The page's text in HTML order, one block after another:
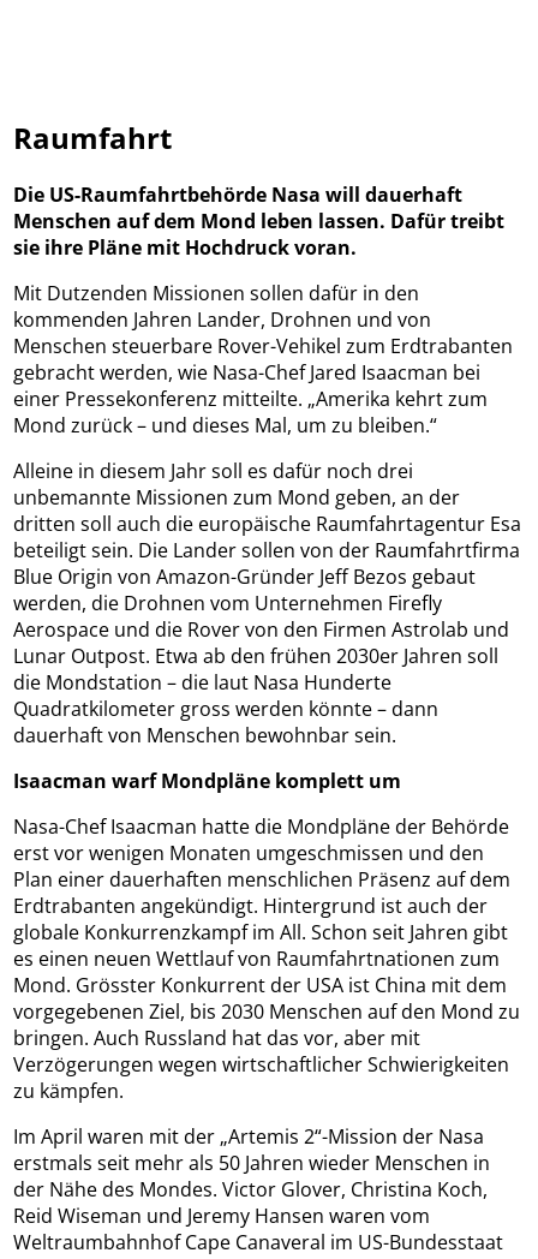
Raumfahrt
Die US-Raumfahrtbehörde Nasa will dauerhaft
Menschen auf dem Mond leben lassen. Dafür treibt
sie ihre Pläne mit Hochdruck voran.
Mit Dutzenden Missionen sollen dafür in den
kommenden Jahren Lander, Drohnen und von
Menschen steuerbare Rover-Vehikel zum Erdtrabanten
gebracht werden, wie Nasa-Chef Jared Isaacman bei
einer Pressekonferenz mitteilte. „Amerika kehrt zum
Mond zurück – und dieses Mal, um zu bleiben.“
Alleine in diesem Jahr soll es dafür noch drei
unbemannte Missionen zum Mond geben, an der
dritten soll auch die europäische Raumfahrtagentur Esa
beteiligt sein. Die Lander sollen von der Raumfahrtfirma
Blue Origin von Amazon-Gründer Jeff Bezos gebaut
werden, die Drohnen vom Unternehmen Firefly
Aerospace und die Rover von den Firmen Astrolab und
Lunar Outpost. Etwa ab den frühen 2030er Jahren soll
die Mondstation – die laut Nasa Hunderte
Quadratkilometer gross werden könnte – dann
dauerhaft von Menschen bewohnbar sein.
Isaacman warf Mondpläne komplett um
Nasa-Chef Isaacman hatte die Mondpläne der Behörde
erst vor wenigen Monaten umgeschmissen und den
Plan einer dauerhaften menschlichen Präsenz auf dem
Erdtrabanten angekündigt. Hintergrund ist auch der
globale Konkurrenzkampf im All. Schon seit Jahren gibt
es einen neuen Wettlauf von Raumfahrtnationen zum
Mond. Grösster Konkurrent der USA ist China mit dem
vorgegebenen Ziel, bis 2030 Menschen auf den Mond zu
bringen. Auch Russland hat das vor, aber mit
Verzögerungen wegen wirtschaftlicher Schwierigkeiten
zu kämpfen.
Im April waren mit der „Artemis 2“-Mission der Nasa
erstmals seit mehr als 50 Jahren wieder Menschen in
der Nähe des Mondes. Victor Glover, Christina Koch,
Reid Wiseman und Jeremy Hansen waren vom
Weltraumbahnhof Cape Canaveral im US-Bundesstaat